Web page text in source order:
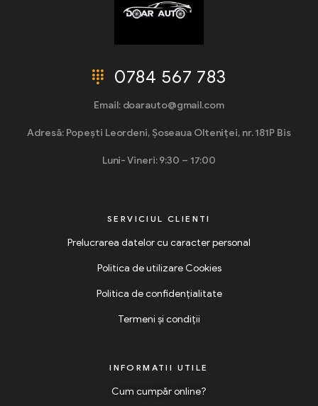
0784 567 783
Email: doarauto@gmail.com
Adresă: Popești Leordeni, Șoseaua Olteniței, nr. 181P Bis
Luni- Vineri: 9:30 – 17:00
SERVICIUL CLIENTI
Prelucrarea datelor cu caracter personal
Politica de utilizare Cookies
Politica de confidențialitate
Termeni și condiții
INFORMATII UTILE
Cum cumpăr online?